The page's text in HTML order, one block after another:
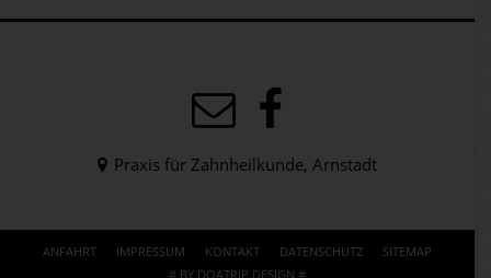
Praxis für Zahnheilkunde, Arnstadt
ANFAHRT IMPRESSUM KONTAKT DATENSCHUTZ
SITEMAP
# BY DOATRIP.DESIGN #